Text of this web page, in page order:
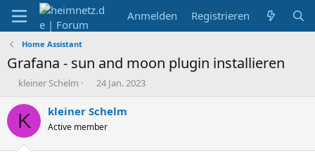
Anmelden Registrieren
Home Assistant
Grafana - sun and moon plugin installieren
E
s
kleiner Schelm
E
s
e
24 Jan. 2023
K kleiner Schelm
Active member